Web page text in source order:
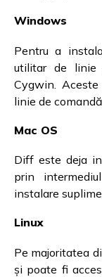
Windows
Pentru a
utilitar de linie
Cygwin.
linie de comandă.
Mac OS
Diff este deja
prin
instalare
Linux
Pe majoritatea
și poate fi